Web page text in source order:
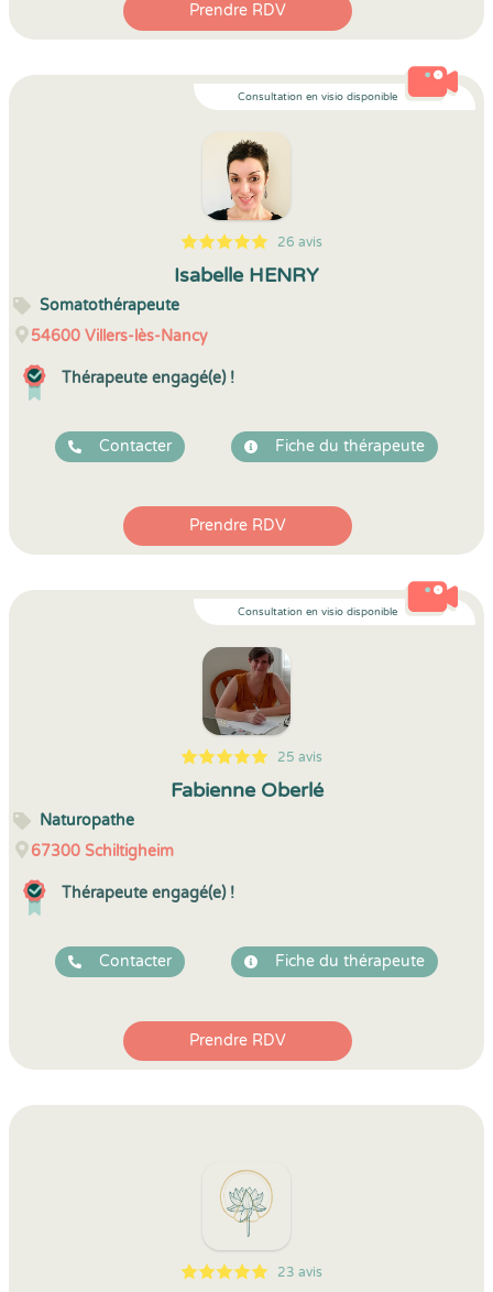
Prendre RDV
Consultation en visio disponible
5
1
5
26 26 avis
Isabelle HENRY
Somatothérapeute
54600 Villers-lès-Nancy
Thérapeute engagé(e) !
Contacter Fiche du thérapeute
Prendre RDV
Consultation en visio disponible
5
1
5
25 25 avis
Fabienne Oberlé
Naturopathe
67300 Schiltigheim
Thérapeute engagé(e) !
Contacter Fiche du thérapeute
Prendre RDV
5
1
5
23 23 avis